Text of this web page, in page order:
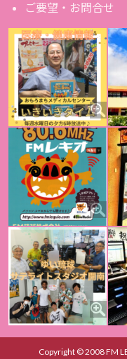
ご要望・お問合せ
Copyright © 2008 FM